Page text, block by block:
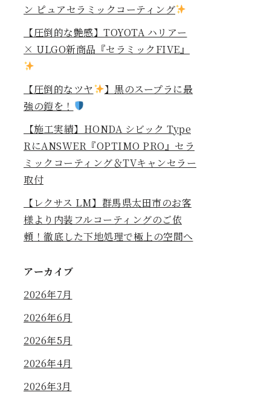
ン ピュアセラミックコーティング
【圧倒的な艶感】TOYOTA ハリアー
× ULGO新商品『セラミックFIVE』
【圧倒的なツヤ
】黒のスープラに最
強の鎧を！
⁡【施工実績】HONDA シビック Type
RにANSWER『OPTIMO PRO』セラ
ミックコーティング＆TVキャンセラー
取付
【レクサス LM】群馬県太田市のお客
様より内装フルコーティングのご依
頼！徹底した下地処理で極上の空間へ
アーカイブ
2026年7月
2026年6月
2026年5月
2026年4月
2026年3月